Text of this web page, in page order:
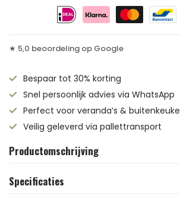
★ 5,0 beoordeling op Google
Bespaar tot 30% korting
Snel persoonlijk advies via WhatsApp
Perfect voor veranda’s &
Veilig geleverd via pallettransport
Productomschrijving
Specificaties